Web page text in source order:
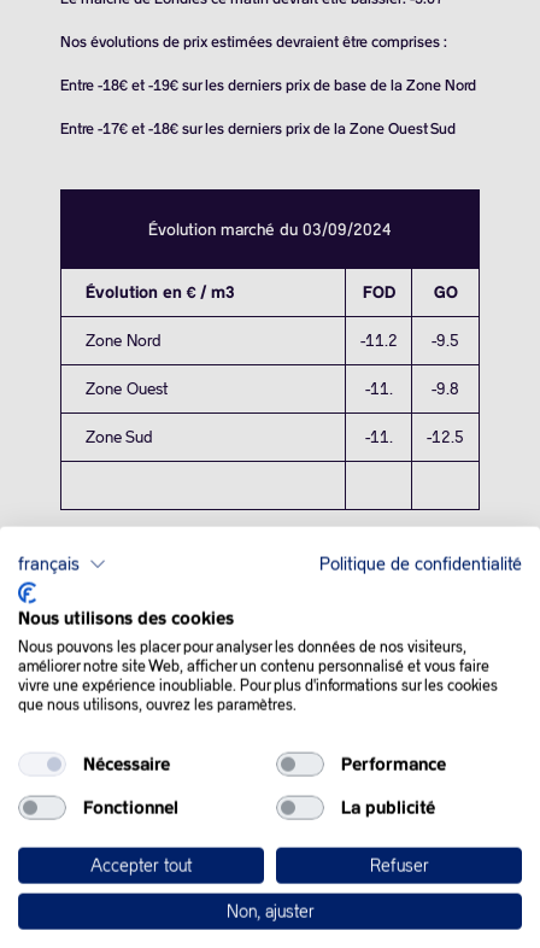
Nos évolutions de prix estimées devraient être comprises :
Entre -18€ et -19€ sur les derniers prix de base de la Zone Nord
Entre -17€ et -18€ sur les derniers prix de la Zone Ouest Sud
Évolution marché du 03/09/2024
Évolution en € / m3 FOD GO
Zone Nord -11.2 -9.5
Zone Ouest -11. -9.8
Zone Sud -11. -12.5
QUE SE PASSE-T-IL
DANS LE MONDE :
Les prix du pétrole sont tombés mardi à leur plus bas niveau
depuis huit mois, les opérateurs s’inquiétant d’un déséquilibre
fondamental entre une demande terne et une offre qui pourrait
augmenter.
Le prix de gros de l’essence aux États-Unis est tombé mardi au
plus bas depuis 14 mois, tout comme celui du gazole
français Politique de confidentialité
Nous utilisons des cookies
Nous pouvons les placer pour analyser les données de nos visiteurs,
améliorer notre site Web, afficher un contenu personnalisé et vous faire
vivre une expérience inoubliable. Pour plus d'informations sur les cookies
que nous utilisons, ouvrez les paramètres.
Nécessaire Performance
Fonctionnel La publicité
Accepter tout Refuser
Non, ajuster